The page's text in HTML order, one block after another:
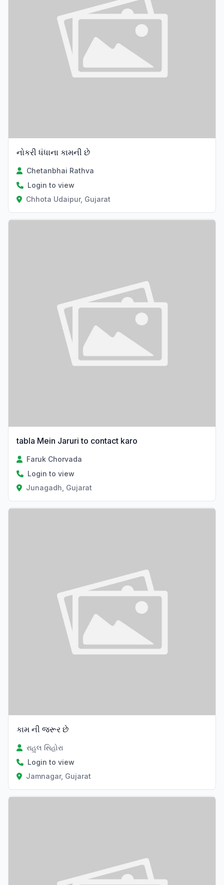
નોકરી ધંધાના કામની છે
Chetanbhai Rathva
Login to view
Chhota Udaipur, Gujarat
tabla Mein Jaruri to contact karo
Faruk Chorvada
Login to view
Junagadh, Gujarat
કામ ની જરૂર છે
રાહુલ સિહોરા
Login to view
Jamnagar, Gujarat